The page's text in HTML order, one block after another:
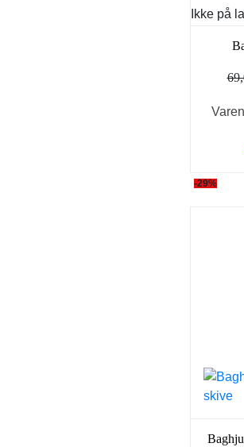
Ikke på
-29%